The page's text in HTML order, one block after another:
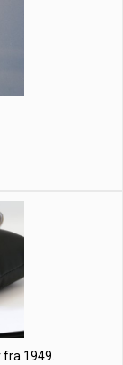
fra 1949.